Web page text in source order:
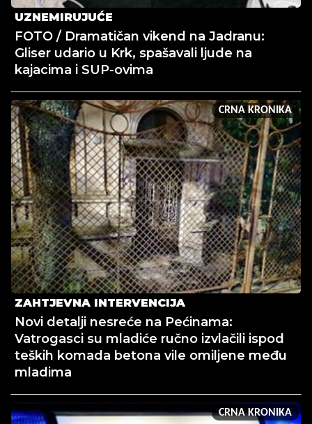
UZNEMIRUJUĆE
FOTO / Dramatičan vikend na Jadranu:
Gliser udario u Krk, spašavali ljude na
kajacima i SUP-ovima
CRNA KRONIKA
ZAHTJEVNA INTERVENCIJA
Novi detalji nesreće na Pećinama:
Vatrogasci su mladiće ručno izvlačili ispod
teških komada betona vile omiljene među
mladima
CRNA KRONIKA